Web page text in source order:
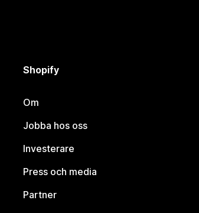
Shopify
Om
Jobba hos oss
Investerare
Press och media
Partner